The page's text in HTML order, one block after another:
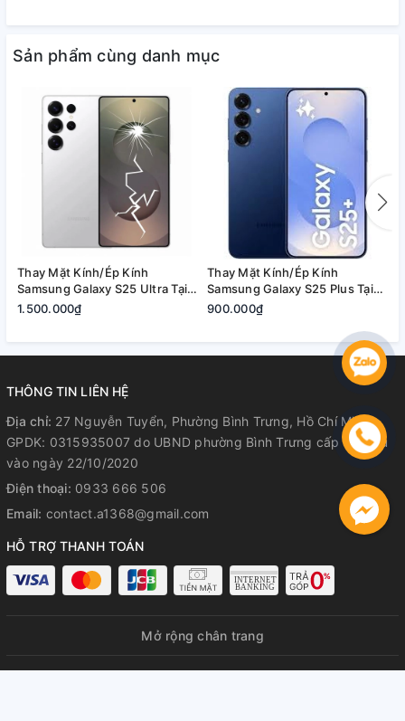
Sản phẩm cùng danh mục
Thay Mặt Kính/Ép Kính
Samsung Galaxy S25 Ultra Tại
Quận 2, Tp. Thủ Đức | Bảo
1.500.000₫
Thay Mặt Kính/Ép Kính
Samsung Galaxy S25 Plus Tại
Quận 2, Tp. Thủ Đức | Bảo
900.000₫
THÔNG TIN LIÊN HỆ
Địa chỉ: 27 Nguyễn Tuyển, Phường Bình Trưng, Hồ Chí Minh
GPDK: 0315935007 do UBND phường Bình Trưng cấp lần đầu
vào ngày 22/10/2020
Điện thoại: 0933 666 506
Email: contact.a1368@gmail.com
HỖ TRỢ THANH TOÁN
Mở rộng chân trang